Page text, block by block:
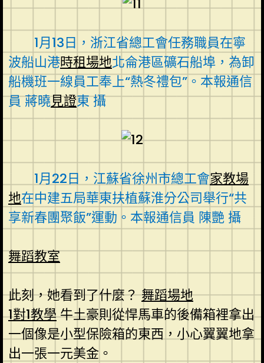
1月13日，浙江省總工會任務職員在寧
波船山港時租場地北侖港區礦石船埠，為卸
船機班一線員工奉上“熱冬禮包”。本報通信
員 蔣曉見證東 攝
1月22日，江蘇省徐州市總工會家教場
地在中建五局華東扶植蘇淮分公司舉行“共
享新春團聚飯”運動。本報通信員 陳艷 攝
舞蹈教室
此刻，她看到了什麼？舞蹈場地
1對1教學牛土豪則從悍馬車的後備箱裡拿出
一個像是小型保險箱的東西，小心翼翼地拿
出一張一元美金。